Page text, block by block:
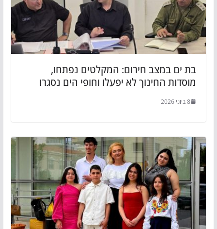
בת ים במצב חירום: המקלטים נפתחו,
מוסדות החינוך לא יפעלו וחופי הים נסגרו
8 ביוני 2026